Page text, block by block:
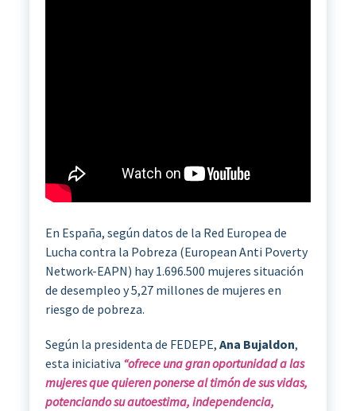
En España, según datos de la Red Europea de
Lucha contra la Pobreza (European Anti Poverty
Network-EAPN) hay 1.696.500 mujeres situación
de desempleo y 5,27 millones de mujeres en
riesgo de pobreza.
Según la presidenta de FEDEPE, Ana Bujaldon,
esta iniciativa “ofrece una gran oportunidad a las
mujeres que quieren ponerse al timón de sus vidas,
potenciando su autoestima, independencia,